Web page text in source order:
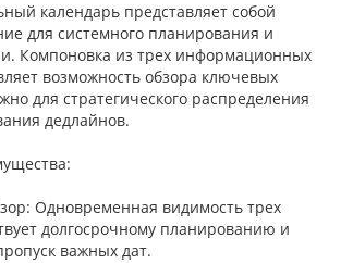
календарь представляет собой
для системного планирования и
Компоновка из трех информационных
возможность обзора ключевых
для стратегического распределения
дедлайнов.
Одновременная видимость трех
долгосрочному планированию и
важных дат.